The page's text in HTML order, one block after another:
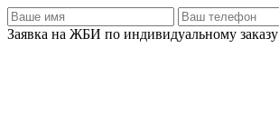
Заявка на ЖБИ по индивидуальному заказу